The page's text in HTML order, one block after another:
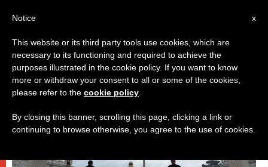
DICASTERI,PAPI
x
Notice
This website or its third party tools use cookies, which are
necessary to its functioning and required to achieve the
purposes illustrated in the cookie policy. If you want to know
more or withdraw your consent to all or some of the cookies,
please refer to the cookie policy
By closing this banner, scrolling this page, clicking a link or
continuing to browse otherwise, you agree to the use of cookies.